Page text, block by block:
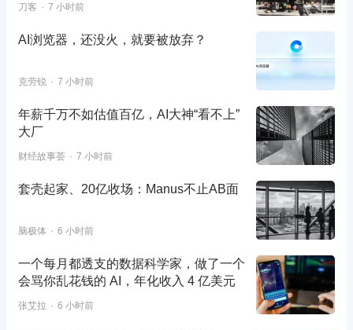
刀客 7 小时前
AI浏览器，还没火，就要被放弃？
克劳锐 7 小时前
年薪千万不如估值百亿，AI大神“看不上”
大厂
财经故事荟 7 小时前
套壳起家、20亿收场：Manus不止AB面
脑极体 6 小时前
一个每月都透支的数据科学家，做了一个
会骂你乱花钱的 AI，年化收入 4 亿美元
张艾拉 6 小时前